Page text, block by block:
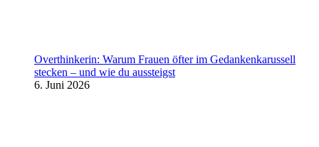
Overthinkerin: Warum Frauen öfter im Gedankenkarussell
stecken – und wie du aussteigst
6. Juni 2026